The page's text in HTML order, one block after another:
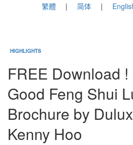
繁體 简体
HIGHLIGHTS
FREE Download
Good Feng Shui
Brochure by
Kenny Hoo